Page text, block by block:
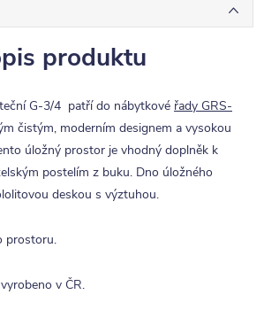
produktu
G-3/4 patří do nábytkové řady GRS-
čistým, moderním designem a vysokou
úložný prostor je vhodný doplněk k
postelím z buku. Dno úložného
deskou s výztuhou.
prostoru.
v ČR.